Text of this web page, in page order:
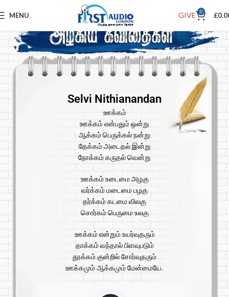
MENU GIVE 0 £
Selvi Nithianandan
ஊக்கம்
ஊக்கம் என்பதும் ஒன்று
ஆக்கம் பெருக்கல் நன்று
தேக்கம் அடைதல் இன்று
நோக்கம் கருதல் வென்று
ஊக்கம் உடைமை அழகு
வர்க்கம் மடைமை பழகு
தர்க்கம் கடமை விலகு
சொர்கம் பெருமை உலகு
ஊக்கம் என்றும் உயர்வுதரும்
தாக்கம் வந்தால் பிளவுபடும்
தூக்கம் குன்றில் சோர்வுதரும்
ஊக்கமும் ஆக்கமும் மேன்மையே.